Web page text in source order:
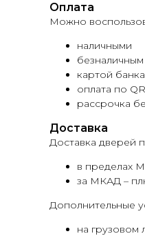
Оплата
Можно
наличными
картой
оплата по
рассрочка
Доставка
Доставка дверей
в пределах
за МКАД –
Дополнительные
на грузовом